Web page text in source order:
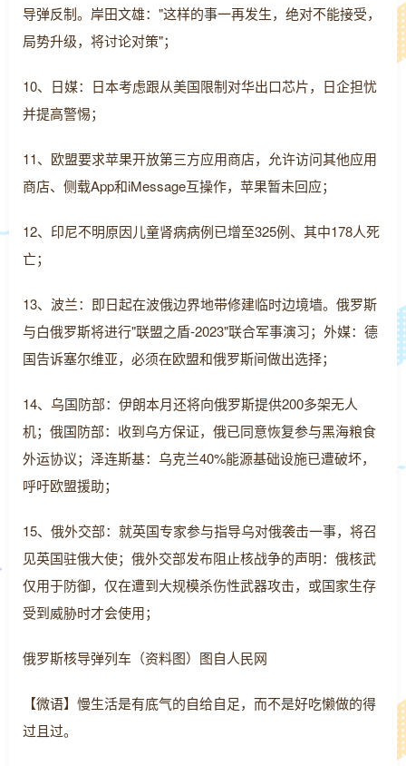
导弹反制。岸田文雄："这样的事一再发生，绝对不能接受，
局势升级，将讨论对策"；
10、日媒：日本考虑跟从美国限制对华出口芯片，日企担忧
并提高警惕；
11、欧盟要求苹果开放第三方应用商店，允许访问其他应用
商店、侧载App和iMessage互操作，苹果暂未回应；
12、印尼不明原因儿童肾病病例已增至325例、其中178人死
亡；
13、波兰：即日起在波俄边界地带修建临时边境墙。俄罗斯
与白俄罗斯将进行"联盟之盾-2023"联合军事演习；外媒：德
国告诉塞尔维亚，必须在欧盟和俄罗斯间做出选择；
14、乌国防部：伊朗本月还将向俄罗斯提供200多架无人
机；俄国防部：收到乌方保证，俄已同意恢复参与黑海粮食
外运协议；泽连斯基：乌克兰40%能源基础设施已遭破坏，
呼吁欧盟援助；
15、俄外交部：就英国专家参与指导乌对俄袭击一事，将召
见英国驻俄大使；俄外交部发布阻止核战争的声明：俄核武
仅用于防御，仅在遭到大规模杀伤性武器攻击，或国家生存
受到威胁时才会使用；
俄罗斯核导弹列车（资料图）图自人民网
【微语】慢生活是有底气的自给自足，而不是好吃懒做的得
过且过。